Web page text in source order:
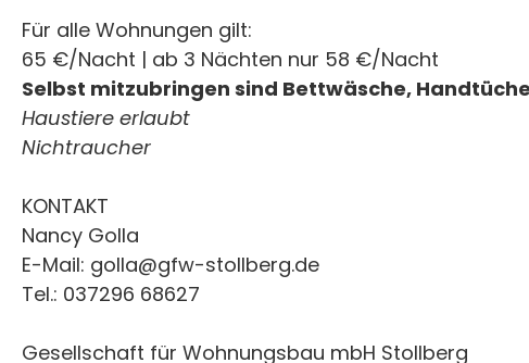
Für alle Wohnungen gilt:
65 €/Nacht | ab 3 Nächten nur 58 €/Nacht
Selbst mitzubringen sind Bettwäsche,
Haustiere erlaubt
Nichtraucher
KONTAKT
Nancy Golla
E-Mail: golla@gfw-stollberg.de
Tel.: 037296 68627
Gesellschaft für Wohnungsbau mbH Stollberg